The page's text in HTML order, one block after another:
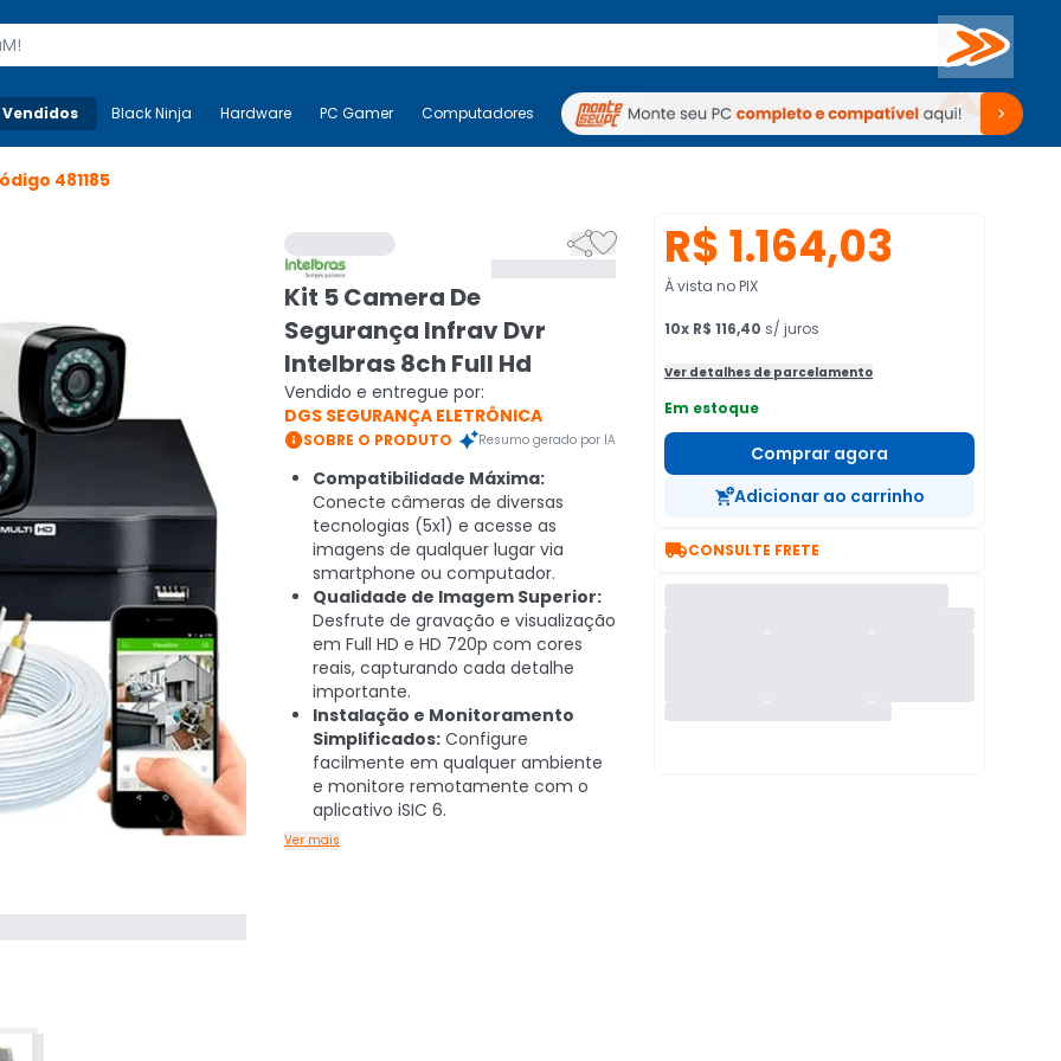
Buscar
Mais-v- Black Ninja Hardware PC Gamer Computadores Periféricos TV Venda no KaBuM!
Black Ninja Hardware PC Gamer Computadores Periféricos TV Venda no KaBuM!
481185

Kit 5 Camera De
Segurança Infrav Dvr
Intelbras 8ch Full Hd
Vendido e entregue por:
DGS SEGURANÇA ELETRÔNICA
SOBRE O PRODUTO Resumo gerado por IA
Compatibilidade Máxima:
Conecte câmeras de diversas
tecnologias (5x1) e acesse as
imagens de qualquer lugar via
smartphone ou computador.
Qualidade de Imagem Superior:
Desfrute de gravação e visualização
em Full HD e HD 720p com cores
reais, capturando cada detalhe
importante.
Instalação e Monitoramento
Simplificados: Configure
facilmente em qualquer ambiente
e monitore remotamente com o
aplicativo iSIC 6.
Ver mais
R$ 1.164,03
À vista no PIX
10x R$ 116,40 s/ juros
Ver detalhes de parcelamento
Em estoque
Comprar agora
Adicionar ao carrinho
CONSULTE FRETE